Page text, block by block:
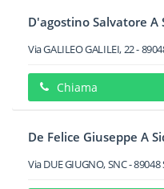
D'agostino Salvatore A
Via GALILEO GALILEI, 22-
Chiama
De Felice Giuseppe A
Via DUE GIUGNO, SNC-89048